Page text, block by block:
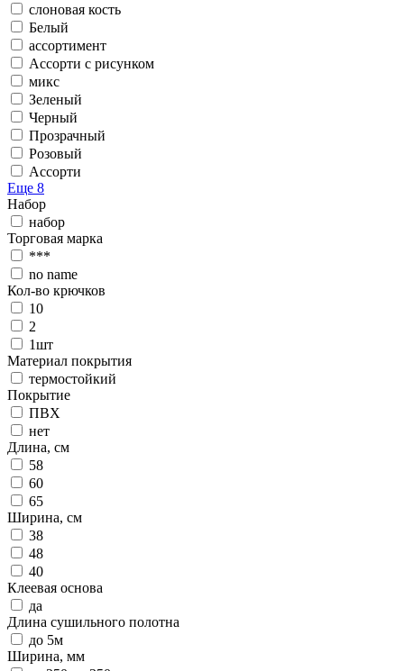
слоновая кость
Белый
ассортимент
Ассорти с рисунком
микс
Зеленый
Черный
Прозрачный
Розовый
Ассорти
Еще 8
Набор
набор
Торговая марка
***
no name
Кол-во крючков
10
2
1шт
Материал покрытия
термостойкий
Покрытие
ПВХ
нет
Длина, см
58
60
65
Ширина, см
38
48
40
Клеевая основа
да
Длина сушильного полотна
до 5м
Ширина, мм